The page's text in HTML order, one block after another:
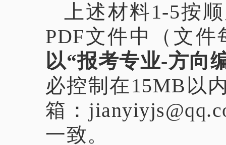
上述材料1-5按
PDF文件中（文
以“报考专业-方向
必控制在15MB以
箱：
一致。